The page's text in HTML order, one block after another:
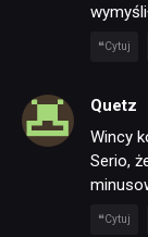
Cytuj
Quetz
Wincy
Serio,
Cytuj